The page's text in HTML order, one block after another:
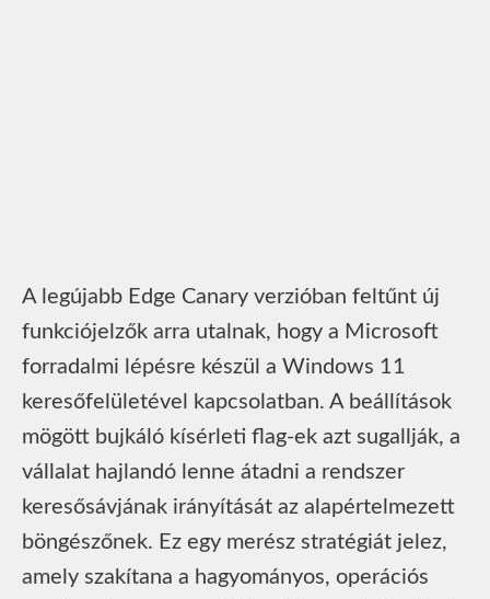
A legújabb Edge Canary verzióban feltűnt új
funkciójelzők arra utalnak, hogy a Microsoft
forradalmi lépésre készül a Windows 11
keresőfelületével kapcsolatban. A beállítások
mögött bujkáló kísérleti flag-ek azt sugallják, a
vállalat hajlandó lenne átadni a rendszer
keresősávjának irányítását az alapértelmezett
böngészőnek. Ez egy merész stratégiát jelez,
amely szakítana a hagyományos, operációs